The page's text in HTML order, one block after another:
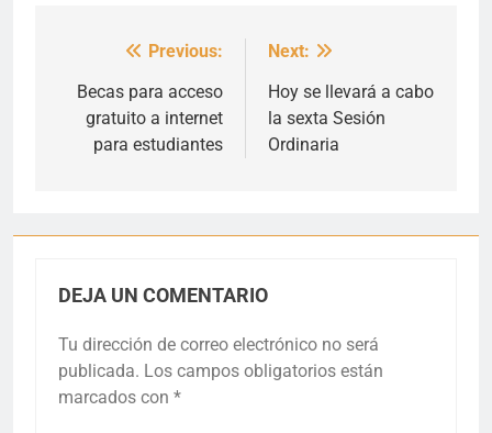
Navegación
de
entradas
Previous:
Becas para acceso
gratuito a internet
para estudiantes
Next:
Hoy se llevará a cabo
la sexta Sesión
Ordinaria
DEJA UN COMENTARIO
Tu dirección de correo electrónico no será
publicada. Los campos obligatorios están
marcados con *